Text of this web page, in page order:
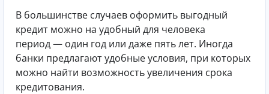
В большинстве случаев оформить выгодный
кредит можно на удобный для человека
период — один год или даже пять лет. Иногда
банки предлагают удобные условия, при которых
можно найти возможность увеличения срока
кредитования.